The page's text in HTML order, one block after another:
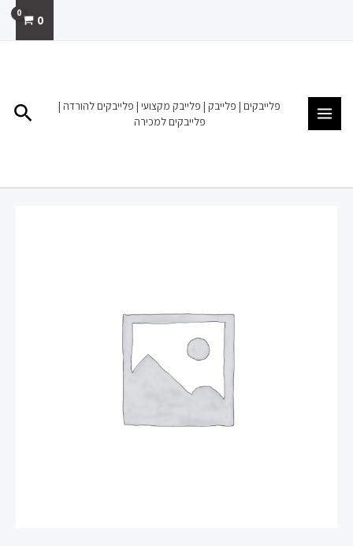
0
פלייבקים | פלייבק | פלייבק מקצועי | פלייבקים להורדה |
פלייבקים למכירה